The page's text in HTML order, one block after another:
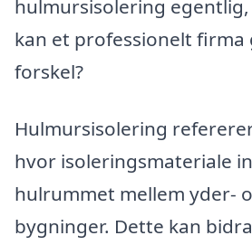
hulmursisolering
kan et professionelt firma
forskel?
Hulmursisolering
hvor isoleringsmateriale
hulrummet mellem yder-
bygninger. Dette kan